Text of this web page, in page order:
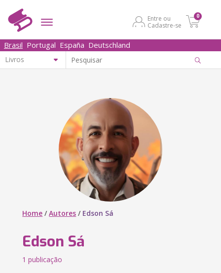
Entre ou
Cadastre-se
0
Brasil Portugal España Deutschland
Home /Autores / Edson Sá
Edson Sá
1 publicação